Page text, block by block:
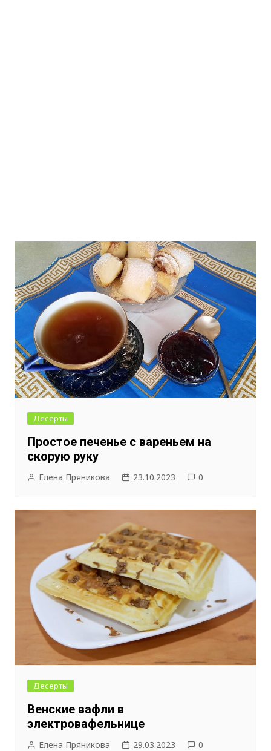
Десерты
Простое печенье с вареньем на
скорую руку
Елена Пряникова 23.10.2023 0
Десерты
Венские вафли в
электровафельнице
Елена Пряникова 29.03.2023 0